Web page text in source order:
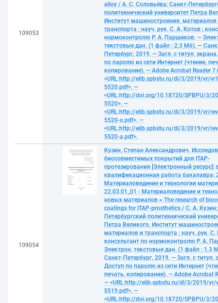
109053
alloy / А. С. Соловьёва; Санкт-
политехнический университет Петра
Институт машиностроения, материалов
транспорта ; науч. рук. С. А. Котов ;
нормоконтролю Р. А. Паршиков. —
текстовые дан. (1 файл : 2,3 Мб). —
Петербург, 2019. — Загл. с титул.
по паролю из сети Интернет (чтение,
копирование). — Adobe Acrobat Reader
<URL:http://elib.spbstu.ru/dl/3/2019/vr/
5520.pdf>. —
<URL:http://doi.org/10.18720/SPBPU/3/
5520>. —
<URL:http://elib.spbstu.ru/dl/3/2019/vr/
5520-o.pdf>. —
<URL:http://elib.spbstu.ru/dl/3/2019/vr/
5520-a.pdf>.
109054
Кузин, Степан Александрович.
биосовместимых покрытий для ITAP-
протезирования [Электронный ресурс]:
квалификационная работа бакалавра:
Материаловедение и технологии
22.03.01_01 - Материаловедение и
новых материалов = The research of
coatings for ITAP-prosthetics / С. А.
Петербургский политехнический
Петра Великого, Институт
материалов и транспорта ; науч. рук. С.
консультант по нормоконтролю Р. А.
Электрон. текстовые дан. (1 файл : 1,3
Санкт-Петербург, 2019. — Загл. с титул.
Доступ по паролю из сети Интернет
печать, копирование). — Adobe Acrobat
— <URL:http://elib.spbstu.ru/dl/3/2019/vr/
5519.pdf>. —
<URL:http://doi.org/10.18720/SPBPU/3/